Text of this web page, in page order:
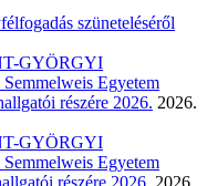
szüneteléséről
GYÖRGYI
Egyetem
részére 2026. 2026.
GYÖRGYI
Egyetem